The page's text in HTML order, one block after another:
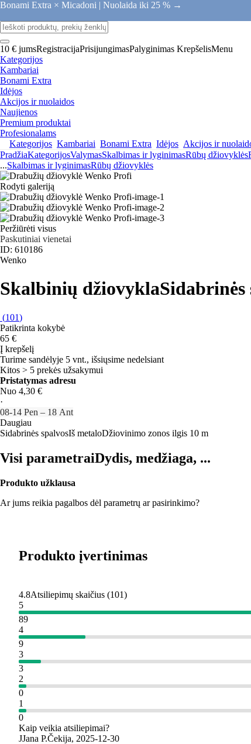
Bonami Extra × Micadoni | Nuolaida iki 25 % →
10 € jumsRegistracijaPrisijungimasPalyginimas KrepšelisMenu
Kategorijos
Kambariai
Bonami Extra
Idėjos
Akcijos ir nuolaidos
Naujienos
Premium produktai
Profesionalams
Kategorijos Kambariai Bonami Extra Idėjos Akcijos ir
PradžiaKategorijosValymasSkalbimas ir lyginimasRūbų džiovyklės
...Skalbimas ir lyginimasRūbų džiovyklės
Rodyti galeriją
Peržiūrėti visus
Paskutiniai vienetai
ID: 610186
Wenko
Skalbinių džiovyklaSidabrinės
(101)
Patikrinta kokybė
65 €
Į krepšelį
Turime sandėlyje 5 vnt., išsiųsime nedelsiant
Kitos > 5 prekės užsakymui
Pristatymas adresu
Nuo 4,30 €
·
08‑14 Pen – 18 Ant
Daugiau
Sidabrinės spalvosIš metaloDžiovinimo zonos ilgis 10 m
Visi parametraiDydis, medžiaga, ...
Produkto užklausa
Ar jums reikia pagalbos dėl parametrų ar pasirinkimo?
Produkto įvertinimas
4.8Atsiliepimų skaičius (101)
5
89
4
9
3
3
2
0
1
0
Kaip veikia atsiliepimai?
JJana P.Čekija, 2025‑12‑30